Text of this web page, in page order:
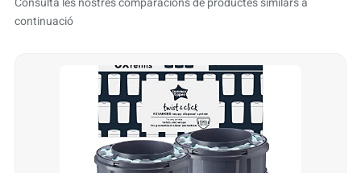
continuació